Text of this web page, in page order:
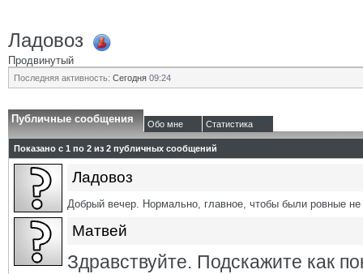
Ладовоз
Продвинутый
Последняя активность: Сегодня 09:24
Публичные сообщения Обо мне Статистика
Показано с 1 по 2 из 2 публичных сообщений
Ладовоз
Добрый вечер. Нормально, главное, чтобы были ровные
Матвей
Здравствуйте. Подскажите как